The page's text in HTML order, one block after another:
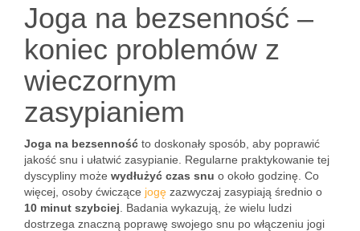
Joga na bezsenność –
koniec problemów z
wieczornym
zasypianiem
Joga na bezsenność to doskonały sposób, aby poprawić
jakość snu i ułatwić zasypianie. Regularne praktykowanie tej
dyscypliny może wydłużyć czas snu o około godzinę. Co
więcej, osoby ćwiczące jogę zazwyczaj zasypiają średnio o
10 minut szybciej . Badania wykazują, że wielu ludzi
dostrzega znaczną poprawę swojego snu po włączeniu jogi